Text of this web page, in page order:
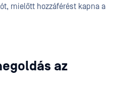
mielőtt hozzáférést kapna a
az